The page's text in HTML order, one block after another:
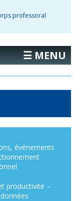
professoral
☰ MENU
événements
productivité –